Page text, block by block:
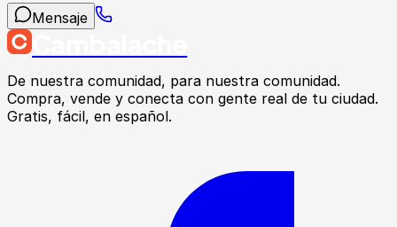
Mensaje
De nuestra comunidad, para nuestra comunidad.
Compra, vende y conecta con gente real de tu ciudad.
Gratis, fácil, en español.